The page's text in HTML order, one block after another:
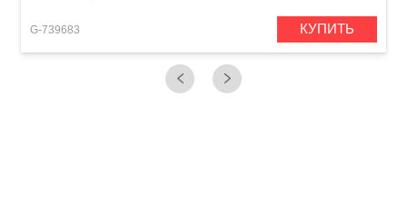
G-739683 КУПИТЬ